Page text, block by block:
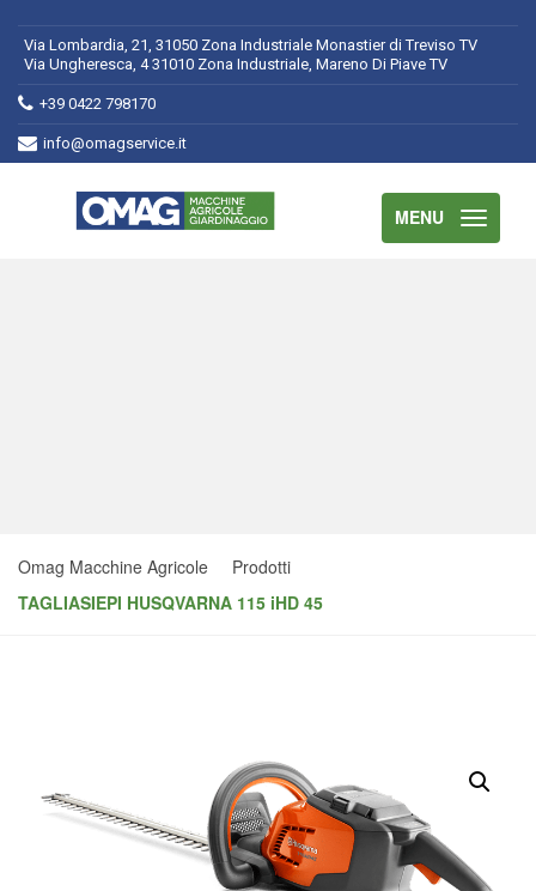
Via Lombardia, 21, 31050 Zona Industriale Monastier di Treviso TV
Via Ungheresca, 4 31010 Zona Industriale, Mareno Di Piave TV
+39 0422 798170
info@omagservice.it
MENU
Omag Macchine Agricole
Prodotti
TAGLIASIEPI HUSQVARNA 115 iHD 45